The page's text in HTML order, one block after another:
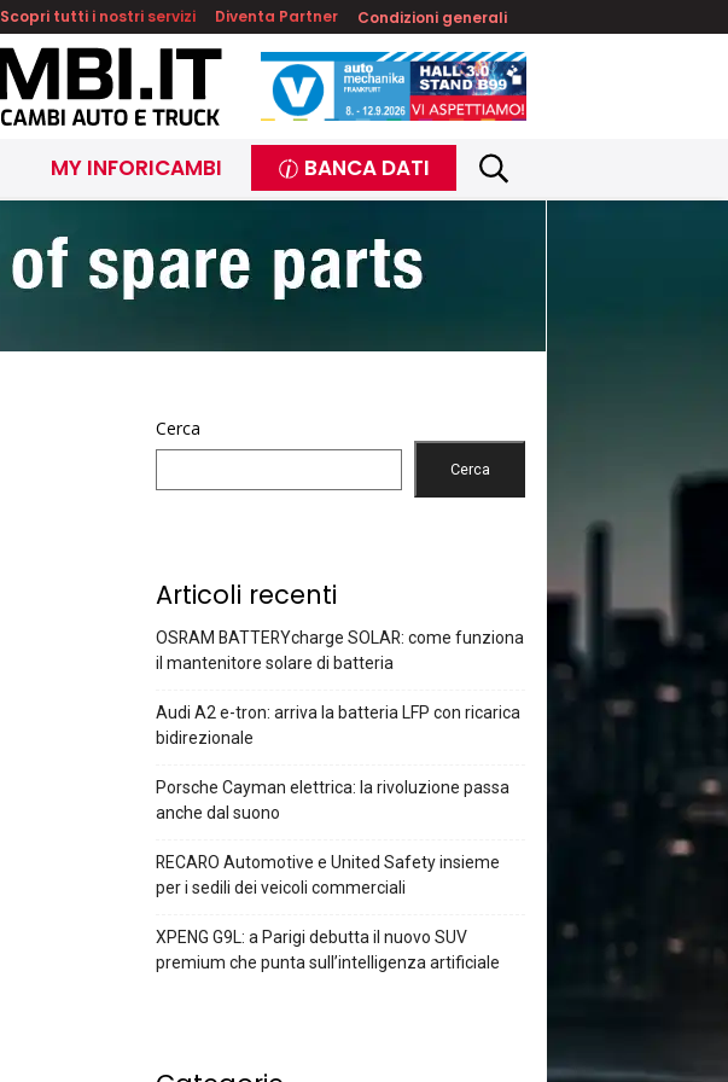
Scopri tutti i nostri servizi Diventa Partner Condizioni generali
MY INFORICAMBI BANCA DATI
Cerca
Cerca
Articoli recenti
OSRAM BATTERYcharge SOLAR: come funziona
il mantenitore solare di batteria
Audi A2 e-tron: arriva la batteria LFP con ricarica
bidirezionale
Porsche Cayman elettrica: la rivoluzione passa
anche dal suono
RECARO Automotive e United Safety insieme
per i sedili dei veicoli commerciali
XPENG G9L: a Parigi debutta il nuovo SUV
premium che punta sull’intelligenza artificiale